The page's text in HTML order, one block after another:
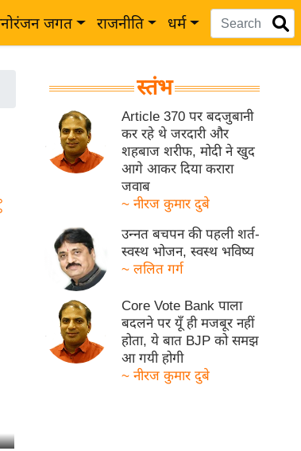
जगत राजनीति धर्म
स्तंभ
Article 370 पर बदजुबानी
कर रहे थे जरदारी और
शहबाज शरीफ, मोदी ने खुद
आगे आकर दिया करारा
जवाब
~ नीरज कुमार दुबे
उन्नत बचपन की पहली शर्त-
स्वस्थ भोजन, स्वस्थ भविष्य
~ ललित गर्ग
Core Vote Bank पाला
बदलने पर यूँ ही मजबूर नहीं
होता, ये बात BJP को समझ
आ गयी होगी
~ नीरज कुमार दुबे